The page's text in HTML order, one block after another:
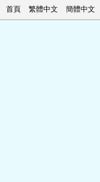
首頁 繁體中文 簡體中文